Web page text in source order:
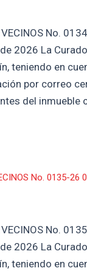
VECINOS No.
2026 La
teniendo en
por correo
del inmueble
No. 0135-26
VECINOS No.
2026 La
teniendo en